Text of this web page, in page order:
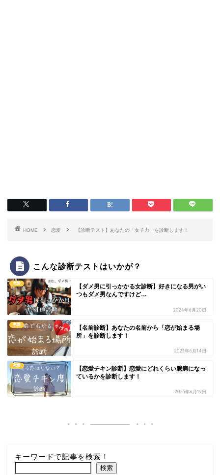
HOME 恋愛 【診断テスト】あなたの「女子力」を診断します！
こんな診断テストはいかが？
恋愛
【ダメ男に引っかかる女診断】好きになる男がい
つもダメ男なんですけど…
2024年6月20日
恋愛
【名前診断】あなたの名前から「恋が始まる場
所」を診断します！
2023年6月14日
恋愛
【恋愛チキン診断】恋愛にどれくらい臆病になっ
ているかを診断します！
2023年6月19日
キーワードで記事を検索！
検索